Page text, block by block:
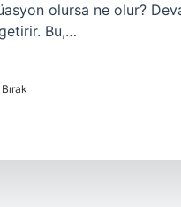
olursa ne olur?
Bu,…